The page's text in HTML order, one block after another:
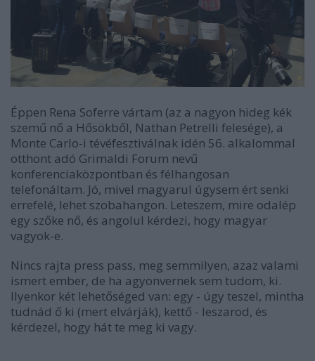
Éppen Rena Soferre vártam (az a nagyon hideg kék
szemű nő a Hősökből, Nathan Petrelli felesége), a
Monte Carlo-i tévéfesztiválnak idén 56. alkalommal
otthont adó Grimaldi Forum nevű
konferenciaközpontban és félhangosan
telefonáltam. Jó, mivel magyarul úgysem ért senki
errefelé, lehet szobahangon. Leteszem, mire odalép
egy szőke nő, és angolul kérdezi, hogy magyar
vagyok-e.
Nincs rajta press pass, meg semmilyen, azaz valami
ismert ember, de ha agyonvernek sem tudom, ki.
Ilyenkor két lehetőséged van: egy - úgy teszel, mintha
tudnád ő ki (mert elvárják), kettő - leszarod, és
kérdezel, hogy hát te meg ki vagy.